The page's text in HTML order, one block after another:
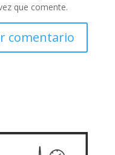
que comente.